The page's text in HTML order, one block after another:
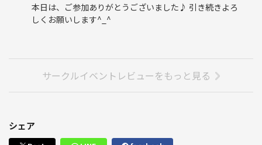
本日は、ご参加ありがとうございました♪ 引き続きよろ
しくお願いします^_^
サークルイベントレビューをもっと見る
シェア